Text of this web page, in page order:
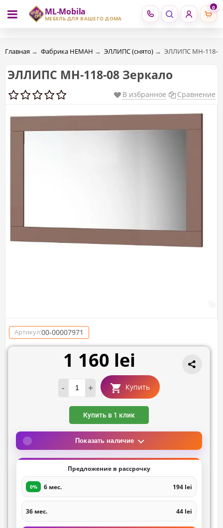
ML-Mobila
МЕБЕЛЬ ДЛЯ ВАШЕГО ДОМА
0
RU RO
Главная → Фабрика НЕМАН → ЭЛЛИПС (снято) → ЭЛЛИПС МН-118-
ЭЛЛИПС МН-118-08 Зеркало
В избранное Сравнение
Артикул:00-00007971
1 160 lei
- + Купить
Купить в 1 клик
Показать наличие
Предложение в рассрочку
0% 6 мес. 194 lei
36 мес. 44 lei